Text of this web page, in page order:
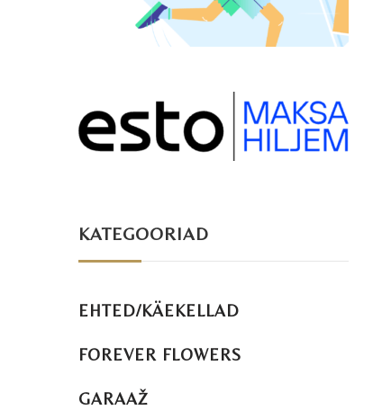
KATEGOORIAD
EHTED/KÄEKELLAD
FOREVER FLOWERS
GARAAŽ